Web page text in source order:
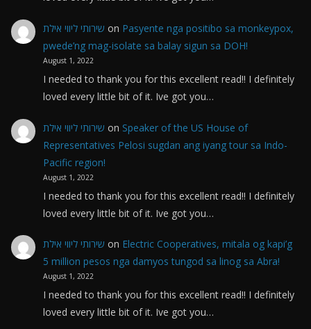
שירותי ליווי אילת on Pasyente nga positibo sa monkeypox,
pwede’ng mag-isolate sa balay sigun sa DOH!
August 1, 2022
I needed to thank you for this excellent read!! I definitely
loved every little bit of it. Ive got you…
שירותי ליווי אילת on Speaker of the US House of
Representatives Pelosi sugdan ang iyang tour sa Indo-
Pacific region!
August 1, 2022
I needed to thank you for this excellent read!! I definitely
loved every little bit of it. Ive got you…
שירותי ליווי אילת on Electric Cooperatives, mitala og kapi’g
5 million pesos nga damyos tungod sa linog sa Abra!
August 1, 2022
I needed to thank you for this excellent read!! I definitely
loved every little bit of it. Ive got you…